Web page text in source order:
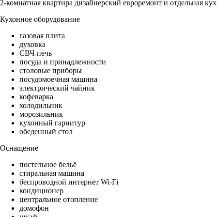
2-комнатная квартира дизайнерский евроремонт и отдельная
Кухонное оборудование
газовая плита
духовка
СВЧ-печь
посуда и принадлежности
столовые приборы
посудомоечная машина
электрический чайник
кофеварка
холодильник
морозильник
кухонный гарнитур
обеденный стол
Оснащение
постельное бельё
стиральная машина
беспроводной интернет Wi-Fi
кондиционер
центральное отопление
домофон